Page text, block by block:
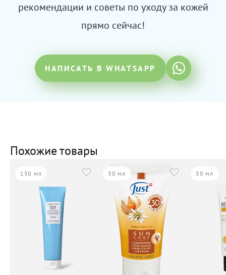
рекомендации и советы по уходу за кожей
прямо сейчас!
НАПИСАТЬ В WHATSAPP
Похожие товары
150 мл 30 мл 50 мл